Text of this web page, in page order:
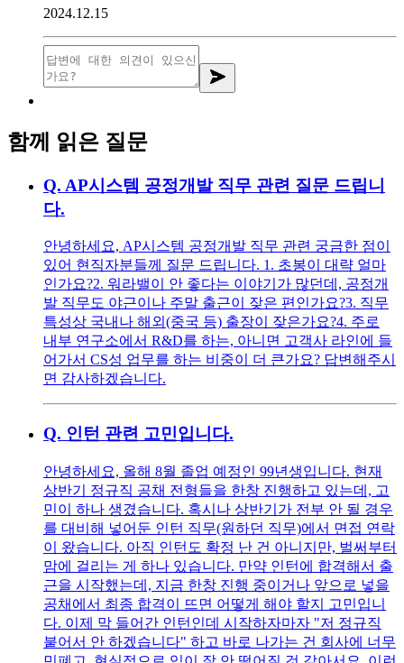
2024.12.15
함께 읽은 질문
Q. AP시스템 공정개발 직무 관련 질문 드립니
다.
안녕하세요, AP시스템 공정개발 직무 관련 궁금한 점이
있어 현직자분들께 질문 드립니다. 1. 초봉이 대략 얼마
인가요? ​2. 워라밸이 안 좋다는 이야기가 많던데, 공정개
발 직무도 야근이나 주말 출근이 잦은 편인가요? ​3. 직무
특성상 국내나 해외(중국 등) 출장이 잦은가요? ​4. 주로
내부 연구소에서 R&D를 하는, 아니면 고객사 라인에 들
어가서 CS성 업무를 하는 비중이 더 큰가요? 답변해주시
면 감사하겠습니다.
Q. 인턴 관련 고민입니다.
안녕하세요, 올해 8월 졸업 예정인 99년생입니다. 현재
상반기 정규직 공채 전형들을 한창 진행하고 있는데, 고
민이 하나 생겼습니다. 혹시나 상반기가 전부 안 될 경우
를 대비해 넣어둔 인턴 직무(원하던 직무)에서 면접 연락
이 왔습니다. 아직 인턴도 확정 난 건 아니지만, 벌써부터
맘에 걸리는 게 하나 있습니다. 만약 인턴에 합격해서 출
근을 시작했는데, 지금 한창 진행 중이거나 앞으로 넣을
공채에서 최종 합격이 뜨면 어떻게 해야 할지 고민입니
다. 이제 막 들어간 인턴인데 시작하자마자 "저 정규직
붙어서 안 하겠습니다" 하고 바로 나가는 건 회사에 너무